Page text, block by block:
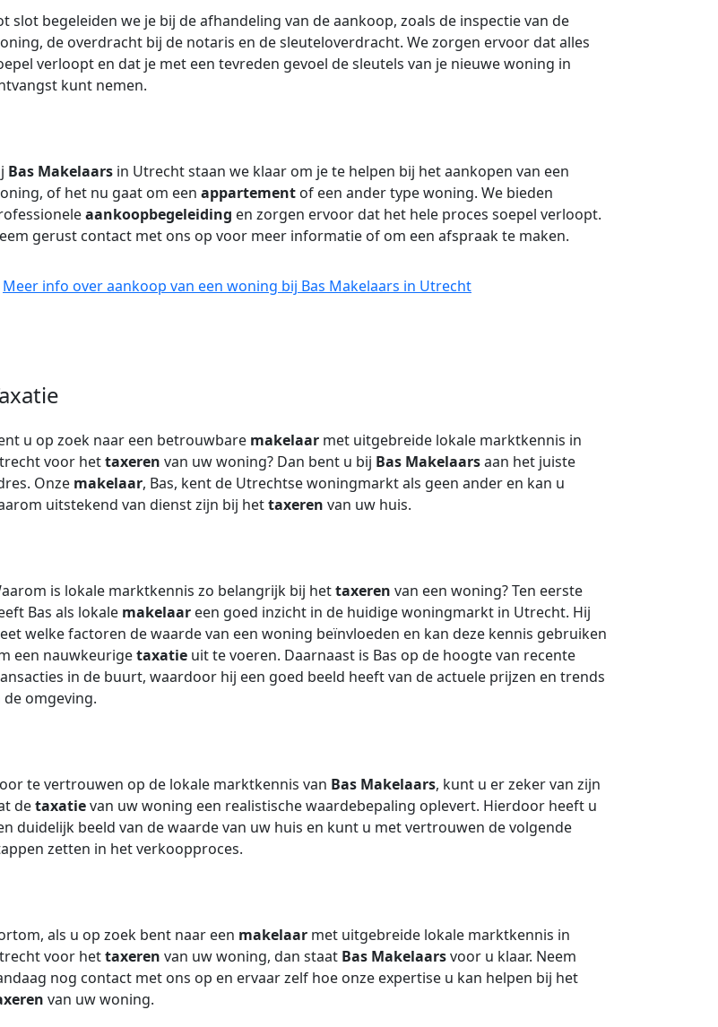
slot begeleiden we je bij de afhandeling van de aankoop, zoals de inspectie van de
de overdracht bij de notaris en de sleuteloverdracht. We zorgen ervoor dat alles
verloopt en dat je met een tevreden gevoel de sleutels van je nieuwe woning in
kunt nemen.
Bas Makelaars in Utrecht staan we klaar om je te helpen bij het aankopen van een
of het nu gaat om een appartement of een ander type woning. We bieden
aankoopbegeleiding en zorgen ervoor dat het hele proces soepel verloopt.
gerust contact met ons op voor meer informatie of om een afspraak te maken.
Meer info over aankoop van een woning bij Bas Makelaars in Utrecht
u op zoek naar een betrouwbare makelaar met uitgebreide lokale marktkennis in
voor hettaxeren van uw woning? Dan bent u bij Bas Makelaarsaan het juiste
Onze makelaar, Bas, kent de Utrechtse woningmarkt als geen ander en kan u
uitstekend van dienst zijn bij hettaxeren van uw huis.
is lokale marktkennis zo belangrijk bij hettaxeren van een woning? Ten eerste
Bas als lokale makelaar een goed inzicht in de huidige woningmarkt in Utrecht. Hij
welke factoren de waarde van een woning beïnvloeden en kan deze kennis gebruiken
een nauwkeurigetaxatie uit te voeren. Daarnaast is Bas op de hoogte van recente
in de buurt, waardoor hij een goed beeld heeft van de actuele prijzen en trends
de omgeving.
te vertrouwen op de lokale marktkennis van Bas Makelaars, kunt u er zeker van zijn
detaxatievan uw woning een realistische waardebepaling oplevert. Hierdoor heeft u
duidelijk beeld van de waarde van uw huis en kunt u met vertrouwen de volgende
zetten in het verkoopproces.
als u op zoek bent naar een makelaar met uitgebreide lokale marktkennis in
voor hettaxeren van uw woning, dan staat Bas Makelaarsvoor u klaar. Neem
nog contact met ons op en ervaar zelf hoe onze expertise u kan helpen bij het
van uw woning.